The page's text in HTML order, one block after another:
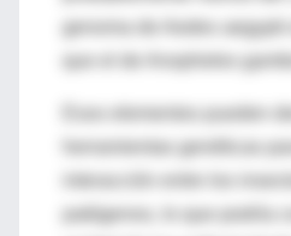
genoma de Aedes aegypti
que el de Anopheles
herramientas genéticas
interacción entre los
patógenos, lo que podría